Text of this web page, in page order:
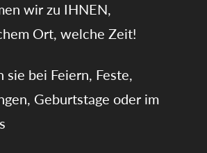
wir zu IHNEN,
Ort, welche Zeit!
bei Feiern, Feste,
Geburtstage oder im